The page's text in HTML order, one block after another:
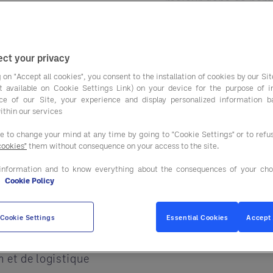
contexte actuel crée un effet domino qui impacte
entreprises.
serrées, à la hausse des coûts de main-
éroder silencieusement la rentabilité si
sont plus
presque chaque étape de la chaîne
va bien au-delà du transport.
et de logistique
your privacy
"Accept all cookies", you consent to the installation of cookies by our
available on Cookie Settings Link) on your device for the purpose of
of our Site, your experience and display personalized information
our services
to change your mind at any time by going to "Cookie Settings" or to
them without consequence on your access to the site.
and to know everything about the consequences of your
Cookie Policy
Cookie Settings Essential Cookies Accept